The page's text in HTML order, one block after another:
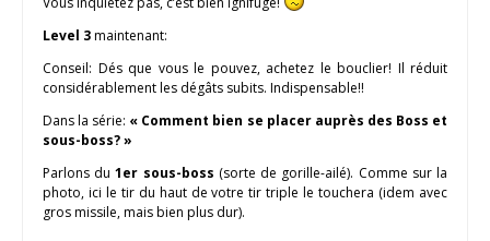
Level 3maintenant:
Conseil: Dés que vous le pouvez, achetez le bouclier! Il réduit
considérablement les dégâts subits. Indispensable!!
Dans la série: « Comment bien se placer auprès des Boss et
sous-boss? »
Parlons du1er sous-boss (sorte de gorille-ailé). Comme sur la
photo, ici le tir du haut de votre tir triple le touchera (idem avec
gros missile, mais bien plus dur).